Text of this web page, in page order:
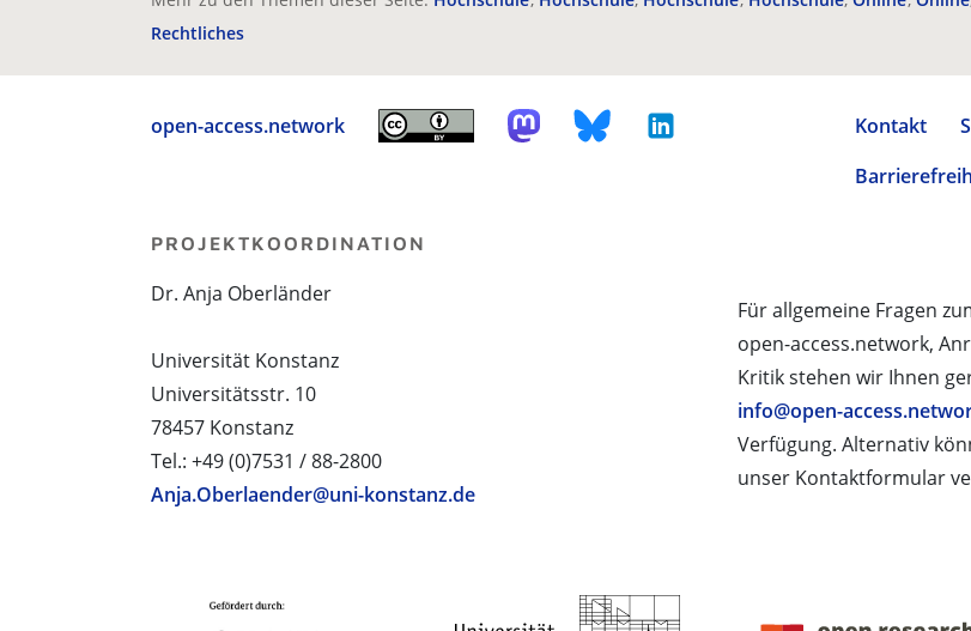
Rechtliches
open-access.network Kontakt
Für allgemeine Fragen
open-access.network,
Kritik stehen wir Ihnen
info@open-
Verfügung. Alternativ
unser Kontaktformular
PROJEKTKOORDINATION
Dr. Anja Oberländer
Universität Konstanz
Universitätsstr. 10
78457 Konstanz
Tel.: +49 (0)7531 / 88-2800
Anja.Oberlaender@uni-konstanz.de